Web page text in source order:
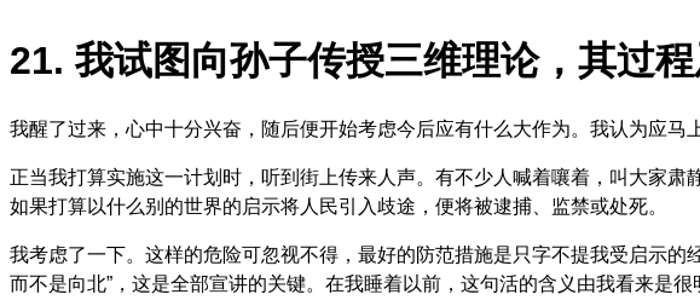
21. 我试图向孙子传授三维理论，其过
我醒了过来，心中十分兴奋，随后便开始考虑今后应有什么大作为。我认为应
正当我打算实施这一计划时，听到街上传来人声。有不少人喊着嚷着，叫大家
如果打算以什么别的世界的启示将人民引入歧途，便将被逮捕、监禁或处死。
我考虑了一下。这样的危险可忽视不得，最好的防范措施是只字不提我受启示
而不是向北”，这是全部宣讲的关键。在我睡着以前，这句活的含义由我看来是